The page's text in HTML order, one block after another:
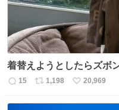
着替えようとしたらズボ
返
15
リ
1,198
い
20,969